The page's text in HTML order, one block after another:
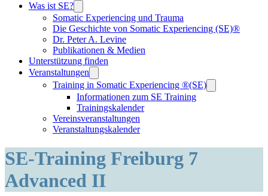
Was ist SE?
Somatic Experiencing und Trauma
Die Geschichte von Somatic Experiencing (SE)®
Dr. Peter A. Levine
Publikationen & Medien
Unterstützung finden
Veranstaltungen
Training in Somatic Experiencing ®(SE)
Informationen zum SE Training
Trainingskalender
Vereinsveranstaltungen
Veranstaltungskalender
SE-Training Freiburg 7
Advanced II